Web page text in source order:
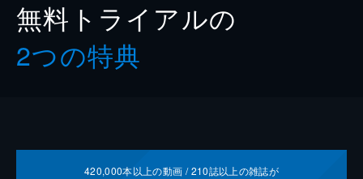
無料トライアルの
2つの特典
420,000本以上の動画 /210誌以上の雑誌が